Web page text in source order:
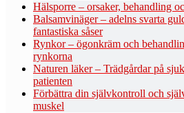
Hälsporre – orsaker, behandling
Balsamvinäger – adelns svarta
fantastiska såser
Rynkor – ögonkräm och
rynkorna
Naturen läker – Trädgårdar på
patienten
Förbättra din självkontroll och
muskel